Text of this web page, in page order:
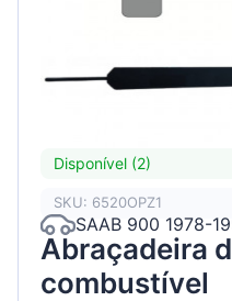
Disponível (2)
SKU: 6520OPZ1
SAAB 900 1978-
Abraçadeira
combustível